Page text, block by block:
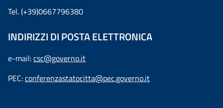
Tel. (+39)0667796380
INDIRIZZI DI POSTA ELETTRONICA
e-mail:csc@governo.it
PEC:conferenzastatocitta@pec.governo.it